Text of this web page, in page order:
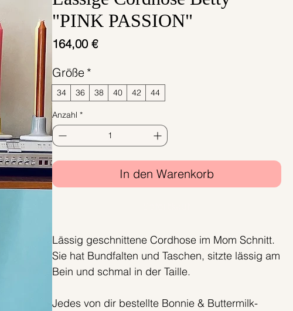
"PINK PASSION"
164,00 €Preis
Größe *
34 36 38 40 42 44
Anzahl *
In den Warenkorb
Lässig geschnittene Cordhose im Mom Schnitt.
Sie hat Bundfalten und Taschen, sitzte lässig am
Bein und schmal in der Taille.
Jedes von dir bestellte Bonnie & Buttermilk-